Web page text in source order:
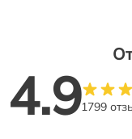
4.91799